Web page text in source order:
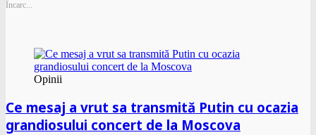
Încarc...
Opinii
Ce mesaj a vrut sa transmită Putin cu ocazia
grandiosului concert de la Moscova